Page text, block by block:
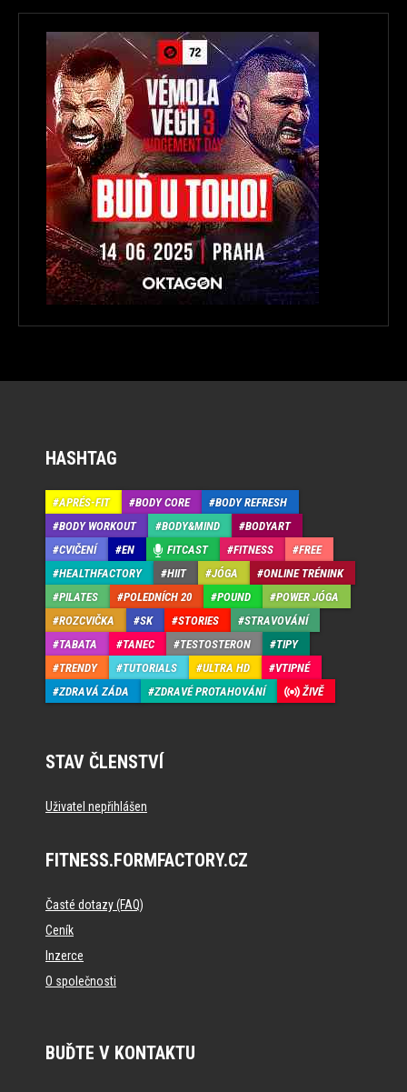
HASHTAG
APRÉS-FIT BODY CORE
BODY REFRESH
BODY WORKOUT
BODY&MIND
BODYART
CVIČENÍ
EN FITCAST FITNESS
FREE
HEALTHFACTORY
HIIT JÓGA
ONLINE TRÉNINK
PILATES
POLEDNÍCH 20 POUND
POWER JÓGA
ROZCVIČKA
SK STORIES
STRAVOVÁNÍ
TABATA
TANEC TESTOSTERON
TIPY
TRENDY
TUTORIALS ULTRA HD
VTIPNÉ
ZDRAVÁ ZÁDA
ZDRAVÉ PROTAHOVÁNÍ ŽIVĚ
STAV ČLENSTVÍ
Uživatel nepřihlášen
FITNESS.FORMFACTORY.CZ
Časté dotazy (FAQ)
Ceník
Inzerce
O společnosti
BUĎTE V KONTAKTU